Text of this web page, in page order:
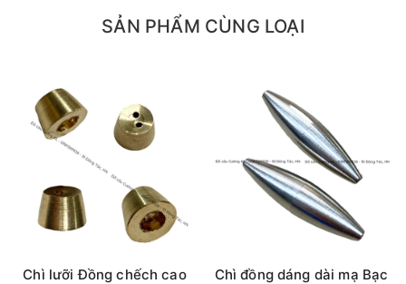
SẢN PHẨM CÙNG LOẠI
Chì lưỡi Đồng chếch cao Chì đồng dáng dài mạ Bạc